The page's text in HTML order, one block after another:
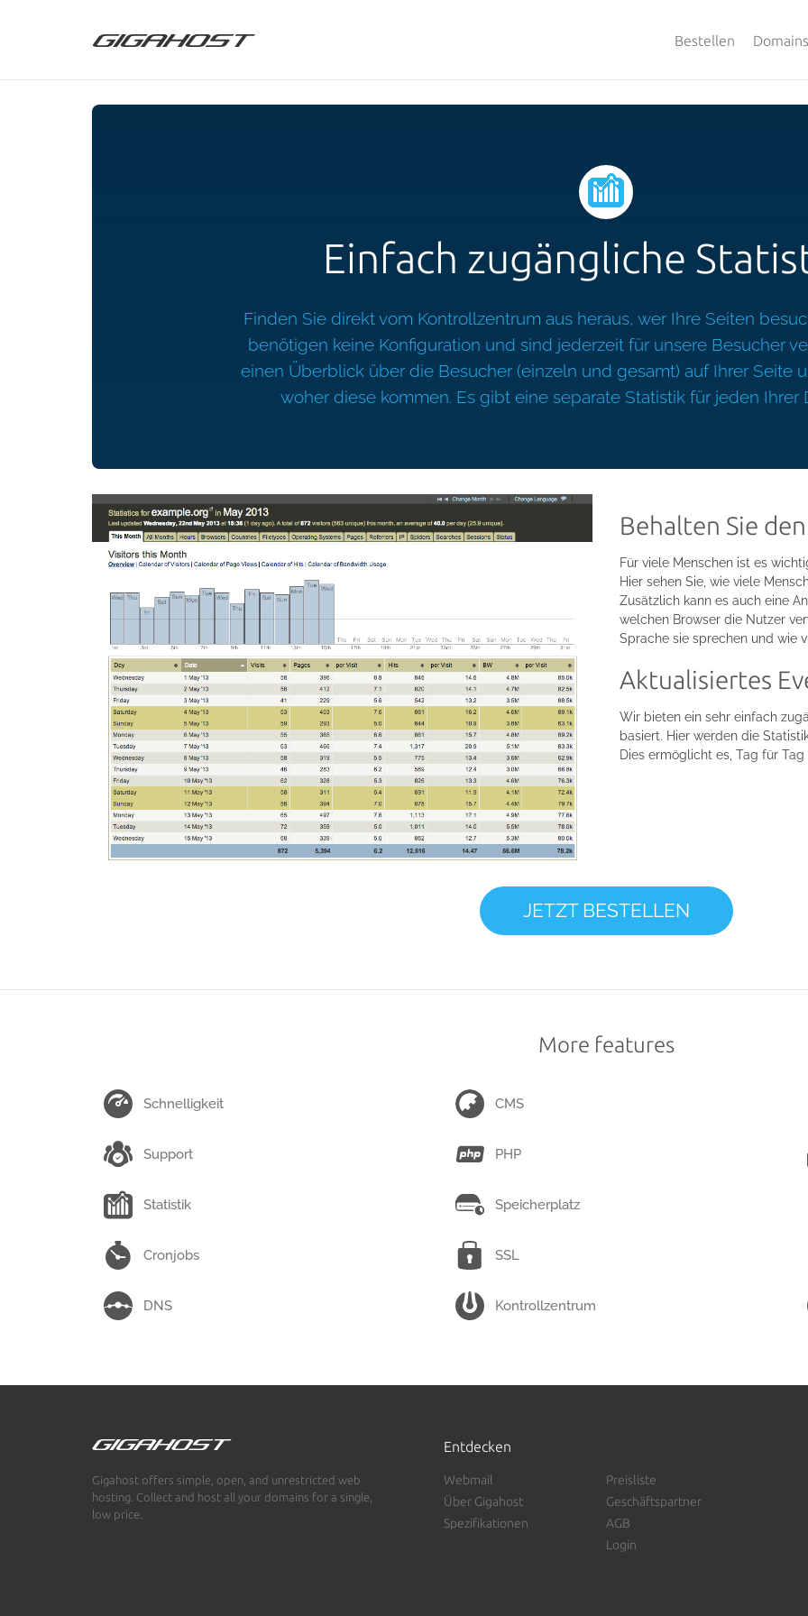
Bestellen Domains
Einfach zugängliche
Finden Sie direkt vom Kontrollzentrum aus heraus, wer Ihre Seiten
benötigen keine Konfiguration und sind jederzeit für unsere Besucher
einen Überblick über die Besucher (einzeln und gesamt) auf Ihrer Seite
woher diese kommen. Es gibt eine separate Statistik für jeden Ihrer
Behalten Sie
Für viele Menschen ist es
Hier sehen Sie, wie viele
Zusätzlich kann es auch eine
welchen Browser die Nutzer
Sprache sie sprechen und wie
Aktualisiertes
Wir bieten ein sehr einfach
basiert. Hier werden die
Dies ermöglicht es, Tag für
JETZT BESTELLEN
More features
Schnelligkeit
Support
Statistik
Cronjobs
DNS
CMS
PHP
Speicherplatz
SSL
Kontrollzentrum
Gigahost offers simple, open, and unrestricted web
hosting. Collect and host all your domains for a single,
low price.
Entdecken
Webmail
Über Gigahost
Spezifikationen
Preisliste
Geschäftspartner
AGB
Login